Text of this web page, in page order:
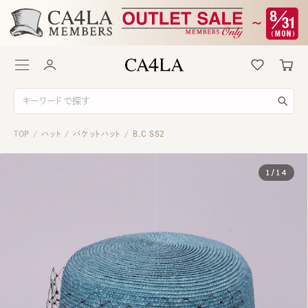
TOP / ハット / バケットハット / B.C SS2
1 / 14